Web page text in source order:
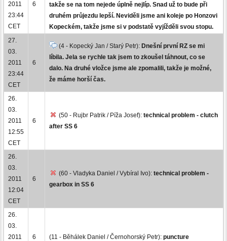
2011
23:44
CET
6
takže se na tom nejede úplně nejlíp. Snad už to bude při
druhém průjezdu lepší. Neviděli jsme ani koleje po Honzovi
Kopeckém, takže jsme si v podstatě vyjížděli svou stopu.
27.
03.
2011
23:44
CET
6
(4 - Kopecký Jan / Starý Petr): Dnešní první RZ se mi
líbila. Jela se rychle tak jsem to zkoušel táhnout, co se
dalo. Na druhé vložce jsme ale zpomalili, takže je možné,
že máme horší čas.
26.
03.
2011
12:55
CET
6
(50 - Rujbr Patrik / Píža Josef): technical problem - clutch
after SS 6
26.
03.
2011
12:04
CET
6
(60 - Vladyka Daniel / Vybíral Ivo): technical problem -
gearbox in SS 6
26.
03.
2011
6 (11 - Běhálek Daniel / Černohorský Petr): puncture